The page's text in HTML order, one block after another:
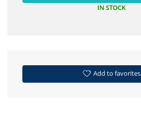
IN STOCK
Add to favorites